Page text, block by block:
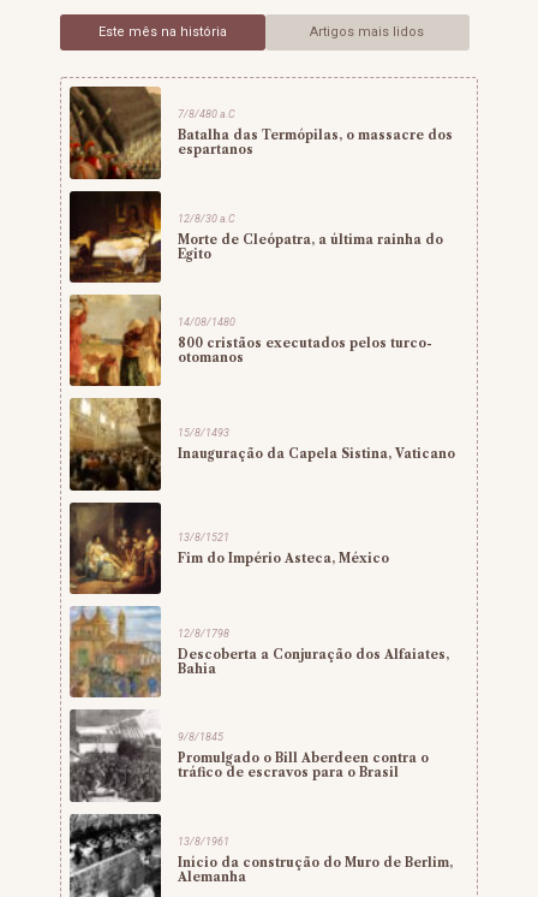
Este mês na história Artigos mais lidos
7/8/480 a.C
Batalha das Termópilas, o massacre dos
espartanos
12/8/30 a.C
Morte de Cleópatra, a última rainha do
Egito
14/08/1480
800 cristãos executados pelos turco-
otomanos
15/8/1493
Inauguração da Capela Sistina, Vaticano
13/8/1521
Fim do Império Asteca, México
12/8/1798
Descoberta a Conjuração dos Alfaiates,
Bahia
9/8/1845
Promulgado o Bill Aberdeen contra o
tráfico de escravos para o Brasil
13/8/1961
Início da construção do Muro de Berlim,
Alemanha